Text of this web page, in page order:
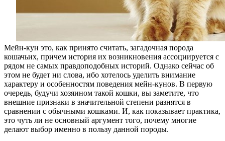
Мейн-кун это, как принято считать, загадочная порода
кошачьих, причем история их возникновения ассоциируется с
рядом не самых правдоподобных историй. Однако сейчас об
этом не будет ни слова, ибо хотелось уделить внимание
характеру и особенностям поведения мейн-кунов. В первую
очередь, будучи хозяином такой кошки, вы заметите, что
внешние признаки в значительной степени разнятся в
сравнении с обычными кошками. И, как показывает практика,
это чуть ли не основный аргумент того, почему многие
делают выбор именно в пользу данной породы.